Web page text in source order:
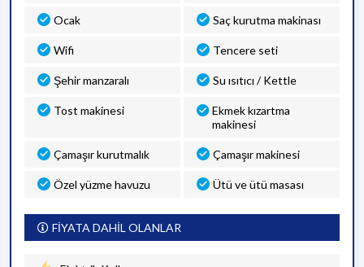
Ocak Saç kurutma makinası
Wifi Tencere seti
Şehir manzaralı Su ısıtıcı / Kettle
Tost makinesi
Ekmek kızartma
makinesi
Çamaşır kurutmalık Çamaşır makinesi
Özel yüzme havuzu Ütü ve ütü masası
FİYATA DAHİL OLANLAR